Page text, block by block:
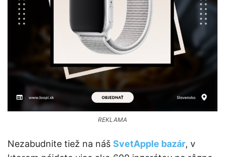
REKLAMA
Nezabudnite tiež na náš SvetApple bazár, v